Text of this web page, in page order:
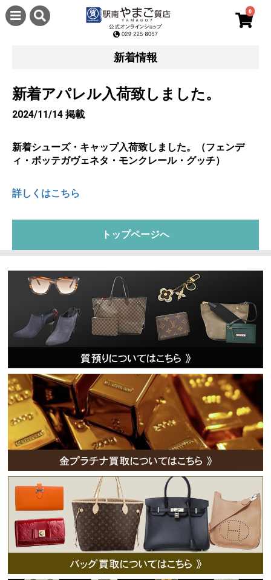
0
新着情報
新着アパレル入荷致しました。
2024/11/14 掲載
新着シューズ・キャップ入荷致しました。（フェンデ
ィ・ボッテガヴェネタ・モンクレール・グッチ）
詳しくはこちら
トップページへ